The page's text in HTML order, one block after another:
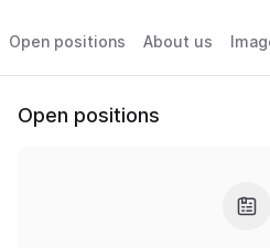
Open positions About us
Open positions